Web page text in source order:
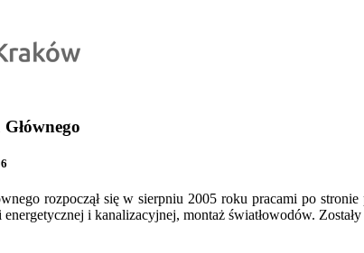
rozpoczął się w sierpniu 2005 roku pracami po
i kanalizacyjnej, montaż światłowodów.